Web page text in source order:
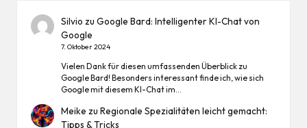
Silvio zuGoogle Bard: Intelligenter KI-Chat von
Google
7. Oktober 2024
Vielen Dank für diesen umfassenden Überblick zu
Google Bard! Besonders interessant finde ich, wie sich
Google mit diesem KI-Chat im…
Meike zuRegionale Spezialitäten leicht gemacht:
Tipps & Tricks